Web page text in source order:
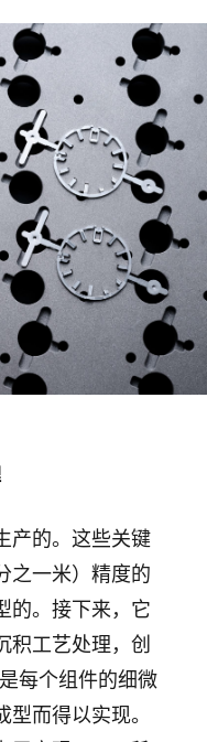
产的。这些关键
之一米）精度的
的。接下来，它
积工艺处理，创
每个组件的细微
而得以实现。